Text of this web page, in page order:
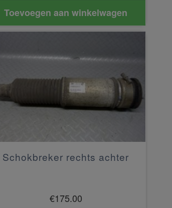
Toevoegen aan winkelwagen
Schokbreker rechts achter
€175.00